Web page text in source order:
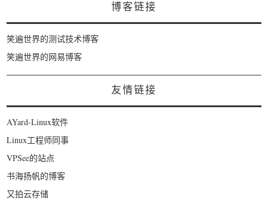
博客链接
笑遍世界的测试技术博客
笑遍世界的网易博客
友情链接
AYard-Linux软件
Linux工程师同事
VPSee的站点
书海扬帆的博客
又拍云存储